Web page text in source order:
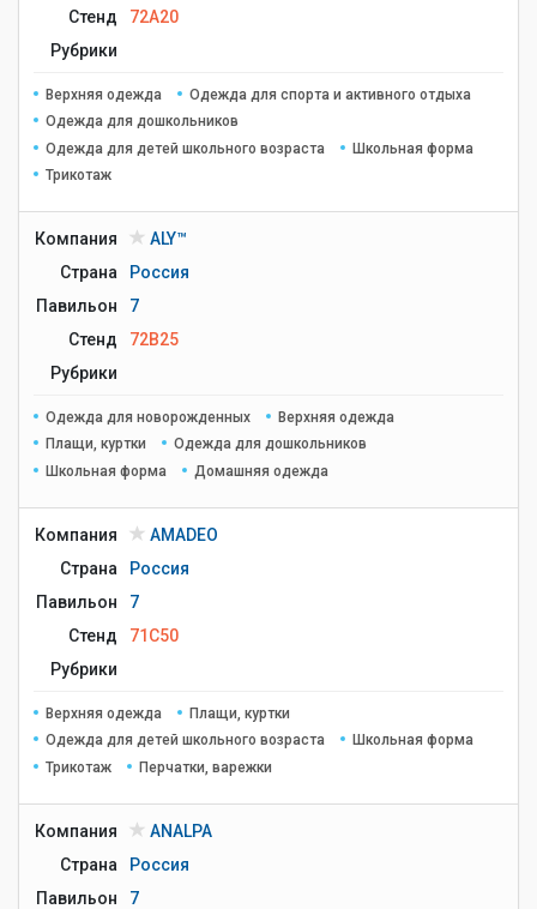
Стенд
72A20
Рубрики
Верхняя одежда
Одежда для спорта и активного отдыха
Одежда для дошкольников
Одежда для детей школьного возраста
Школьная форма
Трикотаж
Компания
ALY™
Страна
Россия
Павильон
7
Стенд
72B25
Рубрики
Одежда для новорожденных
Верхняя одежда
Плащи, куртки
Одежда для дошкольников
Школьная форма
Домашняя одежда
Компания
AMADEO
Страна
Россия
Павильон
7
Стенд
71C50
Рубрики
Верхняя одежда
Плащи, куртки
Одежда для детей школьного возраста
Школьная форма
Трикотаж
Перчатки, варежки
Компания
ANALPA
Страна
Россия
Павильон
7